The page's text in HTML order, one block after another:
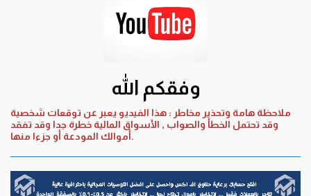
وفقكم الله
ملاحظة هامة وتحذير مخاطر : هذا الفيديو يعبر عن توقعات شخصية
وقد تحتمل الخطأ والصواب , الأسواق المالية خطرة جدا وقد تفقد
أموالك المودعة أو جزءا منها.